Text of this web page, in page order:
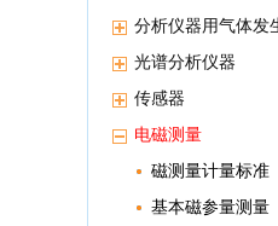
分析仪器用气体发
光谱分析仪器
传感器
电磁测量
磁测量计量标准
基本磁参量测量